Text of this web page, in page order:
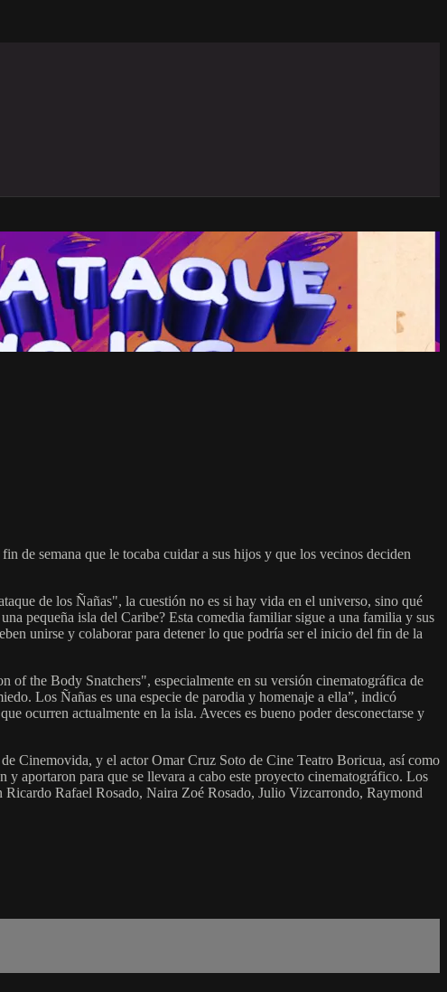
de semana que le tocaba cuidar a sus hijos y que los vecinos deciden
de los Ñañas", la cuestión no es si hay vida en el universo, sino qué
pequeña isla del Caribe? Esta comedia familiar sigue a una familia y sus
unirse y colaborar para detener lo que podría ser el inicio del fin de la
of the Body Snatchers", especialmente en su versión cinematográfica de
Los Ñañas es una especie de parodia y homenaje a ella”, indicó
ocurren actualmente en la isla. Aveces es bueno poder desconectarse y
Cinemovida, y el actor Omar Cruz Soto de Cine Teatro Boricua, así como
aportaron para que se llevara a cabo este proyecto cinematográfico. Los
Rafael Rosado, Naira Zoé Rosado, Julio Vizcarrondo, Raymond